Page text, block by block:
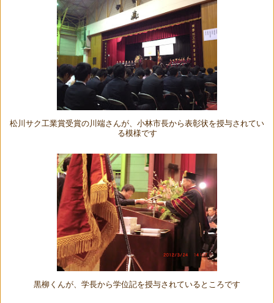
松川サク工業賞受賞の川端さんが、小林市長から表彰状を授与されてい
る模様です
黒柳くんが、学長から学位記を授与されているところです